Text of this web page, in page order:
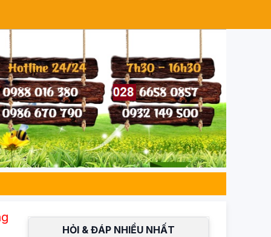
100% – Đạt chuẩn ISO 22000, an toàn
HỎI & ĐÁP NHIỀU NHẤT